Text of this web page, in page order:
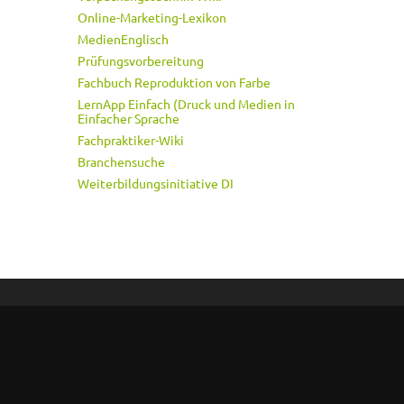
Online-Marketing-Lexikon
MedienEnglisch
Prüfungsvorbereitung
Fachbuch Reproduktion von Farbe
LernApp Einfach (Druck und Medien in
Einfacher Sprache
Fachpraktiker-Wiki
Branchensuche
Weiterbildungsinitiative DI